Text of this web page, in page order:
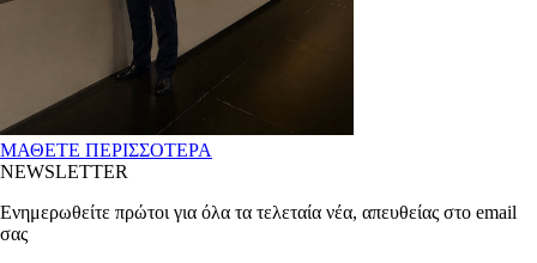
ΜΑΘΕΤΕ ΠΕΡΙΣΣΟΤΕΡΑ
NEWSLETTER
Ενημερωθείτε πρώτοι για όλα τα τελεταία νέα, απευθείας στο email
σας